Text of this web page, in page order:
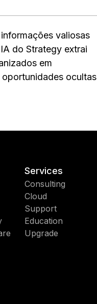
valiosas
do Strategy extrai
em
ocultas
Services
Consulting
Cloud
Support
Education
Upgrade